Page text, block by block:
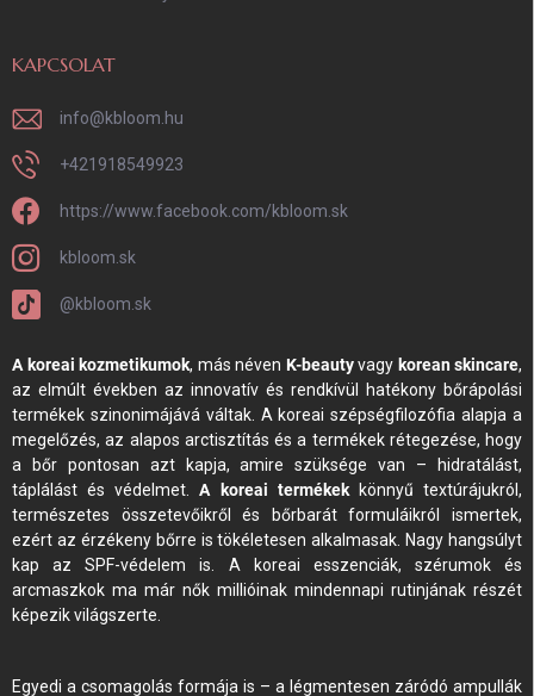
KAPCSOLAT
info@kbloom.hu
+421918549923
https://www.facebook.com/kbloom.sk
kbloom.sk
@kbloom.sk
A koreai kozmetikumok, más néven K-beautyvagy korean skincare,
az elmúlt években az innovatív és rendkívül hatékony bőrápolási
termékek szinonimájává váltak. A koreai szépségfilozófia alapja a
megelőzés, az alapos arctisztítás és a termékek rétegezése, hogy
a bőr pontosan azt kapja, amire szüksége van – hidratálást,
táplálást és védelmet.A koreai termékekkönnyű textúrájukról,
természetes összetevőikről és bőrbarát formuláikról ismertek,
ezért az érzékeny bőrre is tökéletesen alkalmasak. Nagy hangsúlyt
kap az SPF-védelem is. A koreai esszenciák, szérumok és
arcmaszkok ma már nők millióinak mindennapi rutinjának részét
képezik világszerte.
Egyedi a csomagolás formája is – a légmentesen záródó ampullák